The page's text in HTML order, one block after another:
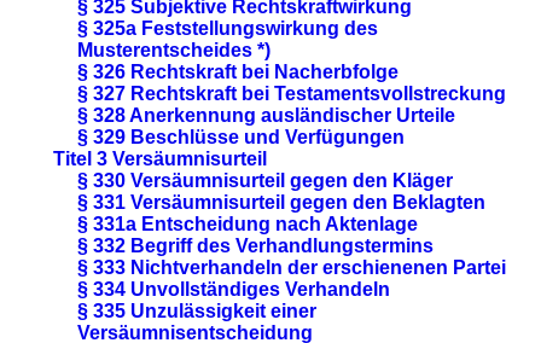
§ 325 Subjektive Rechtskraftwirkung
§ 325a Feststellungswirkung des
Musterentscheides *)
§ 326 Rechtskraft bei Nacherbfolge
§ 327 Rechtskraft bei Testamentsvollstreckung
§ 328 Anerkennung ausländischer Urteile
§ 329 Beschlüsse und Verfügungen
Titel 3 Versäumnisurteil
§ 330 Versäumnisurteil gegen den Kläger
§ 331 Versäumnisurteil gegen den Beklagten
§ 331a Entscheidung nach Aktenlage
§ 332 Begriff des Verhandlungstermins
§ 333 Nichtverhandeln der erschienenen Partei
§ 334 Unvollständiges Verhandeln
§ 335 Unzulässigkeit einer
Versäumnisentscheidung